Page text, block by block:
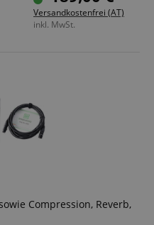
Versandkostenfrei (AT)
inkl. MwSt.
Compression, Reverb,